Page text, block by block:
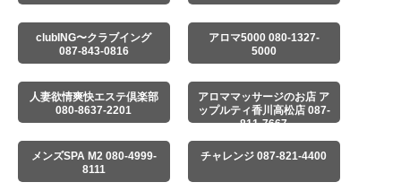
clubING〜クラブイング
087-843-0816
アロマ5000 080-1327-
5000
人妻欲情爽快エステ倶楽部
080-8637-2201
アロママッサージのお店 ア
ップルティ香川高松店 087-
811-7667
メンズSPA M2 080-4999-
8111
チャレンジ 087-821-4400